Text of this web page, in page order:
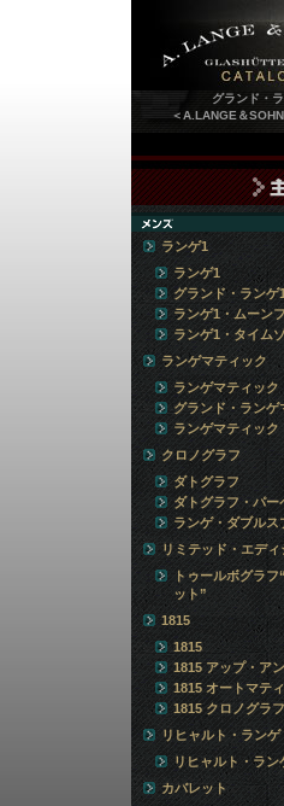
グランド・
＜A.LANGE＆
ランゲ1
ランゲ1
グランド・ランゲ1
ランゲ1・ムーン
ランゲ1・タイム
ランゲマティック
ランゲマティック
グランド・ランゲ
ランゲマティッ
クロノグラフ
ダトグラフ
ダトグラフ・パー
ランゲ・ダブルス
リミテッド・エディ
トゥールボグラ
ット”
1815
1815
1815 アップ・ア
1815 オートマテ
1815 クロノグラフ
リヒャルト・ランゲ
リヒャルト・ラン
カバレット